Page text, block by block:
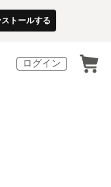
ストールする
ログイン